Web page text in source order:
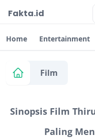
Fakta.id
Home Entertainment
Film
Sinopsis Film
Paling